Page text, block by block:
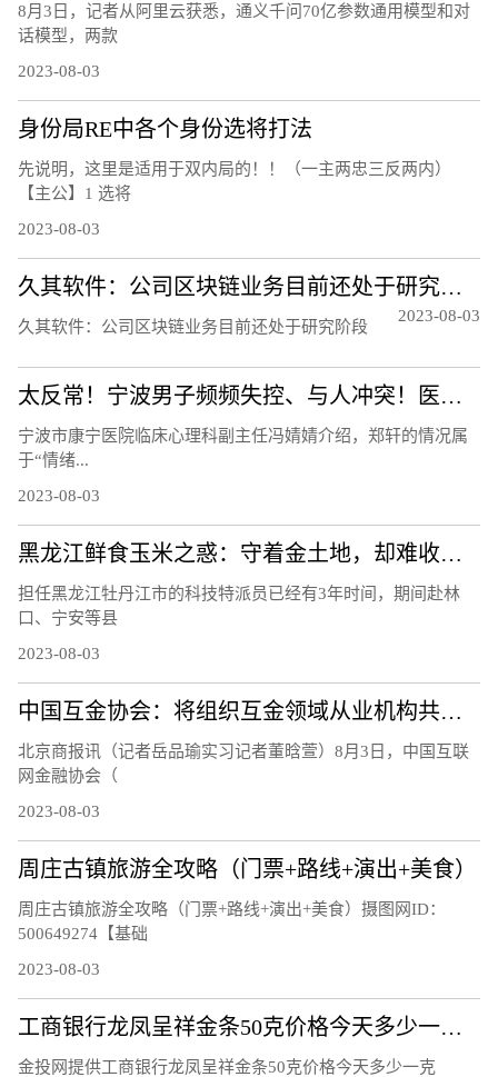
8月3日，记者从阿里云获悉，通义千问70亿参数通用模型和对
话模型，两款
2023-08-03
身份局RE中各个身份选将打法
先说明，这里是适用于双内局的！！（一主两忠三反两内）
【主公】1 选将
2023-08-03
久其软件：公司区块链业务目前还处于研究阶段
久其软件：公司区块链业务目前还处于研究阶段
2023-08-03
太反常！宁波男子频频失控、与人冲突！医生：须重视！都是因为……
宁波市康宁医院临床心理科副主任冯婧婧介绍，郑轩的情况属
于“情绪...
2023-08-03
黑龙江鲜食玉米之惑：守着金土地，却难收获金豆豆？听听基层声音
担任黑龙江牡丹江市的科技特派员已经有3年时间，期间赴林
口、宁安等县
2023-08-03
中国互金协会：将组织互金领域从业机构共同应对黑灰产侵害
北京商报讯（记者岳品瑜实习记者董晗萱）8月3日，中国互联
网金融协会（
2023-08-03
周庄古镇旅游全攻略（门票+路线+演出+美食）
周庄古镇旅游全攻略（门票+路线+演出+美食）摄图网ID：
500649274【基础
2023-08-03
工商银行龙凤呈祥金条50克价格今天多少一克（2023年08月03日）
金投网提供工商银行龙凤呈祥金条50克价格今天多少一克